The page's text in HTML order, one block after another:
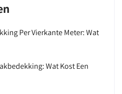
Per Vierkante Meter: Wat
Wat Kost Een